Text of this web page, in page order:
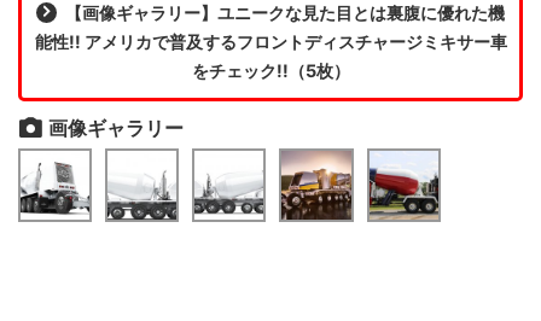
【画像ギャラリー】ユニークな見た目とは裏腹に優れた機
能性!! アメリカで普及するフロントディスチャージミキサー車
をチェック!!（5枚）
画像ギャラリー